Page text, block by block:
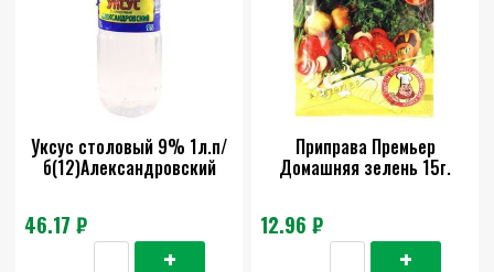
Уксус столовый 9% 1л.п/
б(12)Александровский
46.17 ₽
Приправа Премьер
Домашняя зелень 15г.
12.96 ₽